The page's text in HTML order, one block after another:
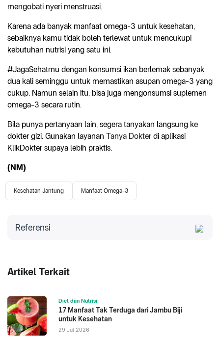
mengobati nyeri menstruasi.
Karena ada banyak manfaat omega-3 untuk kesehatan,
sebaiknya kamu tidak boleh terlewat untuk mencukupi
kebutuhan nutrisi yang satu ini.
#JagaSehatmu dengan konsumsi ikan berlemak sebanyak
dua kali seminggu untuk memastikan asupan omega-3 yang
cukup. Namun selain itu, bisa juga mengonsumsi suplemen
omega-3 secara rutin.
Bila punya pertanyaan lain, segera tanyakan langsung ke
dokter gizi. Gunakan layanan Tanya Dokter di aplikasi
KlikDokter supaya lebih praktis.
(NM)
Kesehatan Jantung Manfaat Omega-3
Referensi
Translational Psychiatry. Diakses 2023. Efficacy of
acids and cognitive decline: a systematic review.
International Immunopharmacology. Diakses 2023.
Efficacy of the omega-3 fatty acids
Artikel Terkait
Diet dan Nutrisi
17 Manfaat Tak Terduga dari Jambu Biji
untuk Kesehatan
29 Jul 2026